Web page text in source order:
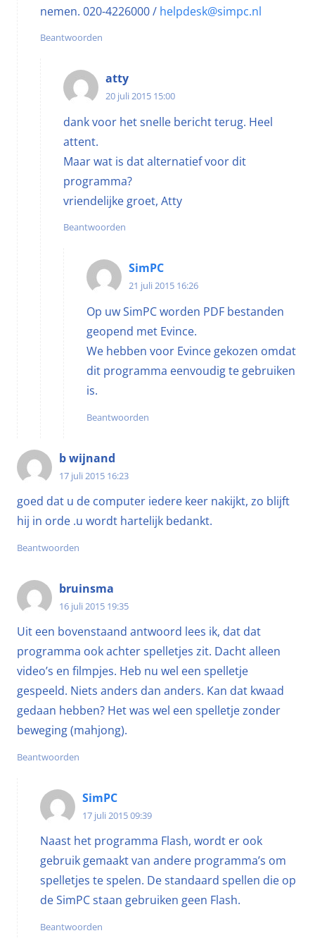
nemen. 020-4226000 / helpdesk@simpc.nl
Beantwoorden
atty
20 juli 2015 15:00
dank voor het snelle bericht terug. Heel
attent.
Maar wat is dat alternatief voor dit
programma?
vriendelijke groet, Atty
Beantwoorden
SimPC
21 juli 2015 16:26
Op uw SimPC worden PDF bestanden
geopend met Evince.
We hebben voor Evince gekozen omdat
dit programma eenvoudig te gebruiken
is.
Beantwoorden
b wijnand
17 juli 2015 16:23
goed dat u de computer iedere keer nakijkt, zo blijft
hij in orde .u wordt hartelijk bedankt.
Beantwoorden
bruinsma
16 juli 2015 19:35
Uit een bovenstaand antwoord lees ik, dat dat
programma ook achter spelletjes zit. Dacht alleen
video’s en filmpjes. Heb nu wel een spelletje
gespeeld. Niets anders dan anders. Kan dat kwaad
gedaan hebben? Het was wel een spelletje zonder
beweging (mahjong).
Beantwoorden
SimPC
17 juli 2015 09:39
Naast het programma Flash, wordt er ook
gebruik gemaakt van andere programma’s om
spelletjes te spelen. De standaard spellen die op
de SimPC staan gebruiken geen Flash.
Beantwoorden